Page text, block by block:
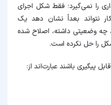
را نمی‌گیرد؛ فقط شکل اجرای
نتواند بعداً نشان دهد یک
وضعیتی داشته، اصلاح شده
را حل نکرده است.
پیگیری باشند عبارت‌اند از: